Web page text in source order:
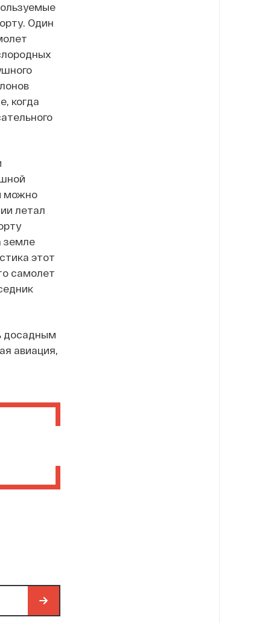
Один
когда
можно
летал
земле
этот
самолет
досадным
авиация,